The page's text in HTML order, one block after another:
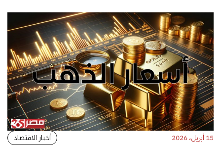
15 أبريل، 2026 أخبار الاقتصاد